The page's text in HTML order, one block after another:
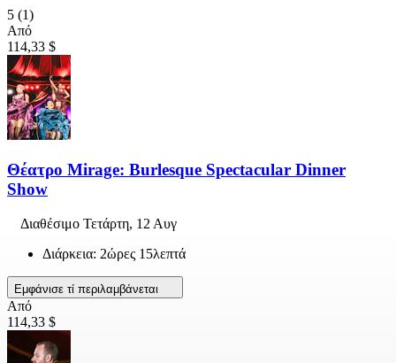
5 (1)
Από
114,33 $
Θέατρο Mirage: Burlesque Spectacular Dinner
Show
Διαθέσιμο Τετάρτη, 12 Αυγ
Διάρκεια: 2ώρες 15λεπτά
Εμφάνισε τί περιλαμβάνεται
Από
114,33 $